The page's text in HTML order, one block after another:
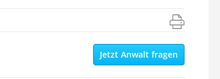
Jetzt Anwalt fragen